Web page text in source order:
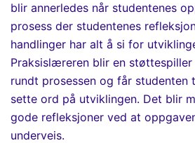
blir annerledes når studentenes
prosess der studentenes
handlinger har alt å si for
Praksislæreren blir en
rundt prosessen og får studenten
sette ord på utviklingen. Det blir
gode refleksjoner ved at
underveis.